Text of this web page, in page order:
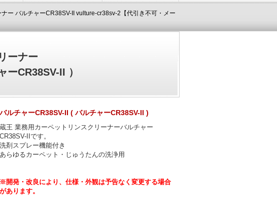
ー バルチャーCR38SV-II vulture-cr38sv-2【代引き不可・メー
ーナー
ーCR38SV-II ）
バルチャーCR38SV-II ( バルチャーCR38SV-II )
蔵王 業務用カーペットリンスクリーナーバルチャー
CR38SV-IIです。
洗剤スプレー機能付き
あらゆるカーペット・じゅうたんの洗浄用
※開発・改良により、仕様・外観は予告なく変更する場合
があります。